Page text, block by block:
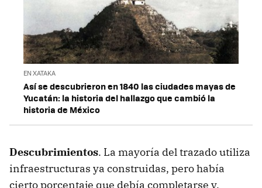
EN XATAKA
Así se descubrieron en 1840 las ciudades mayas de
Yucatán: la historia del hallazgo que cambió la
historia de México
Descubrimientos. La mayoría del trazado utiliza
infraestructuras ya construidas, pero había
cierto porcentaje que debía completarse y,